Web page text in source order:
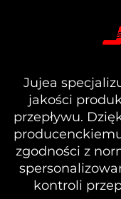
Jujea
jakości
przepływu.
zgodności z
kontroli